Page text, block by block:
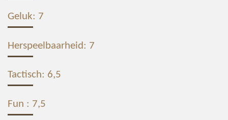
Geluk: 7
Herspeelbaarheid: 7
Tactisch: 6,5
Fun : 7,5